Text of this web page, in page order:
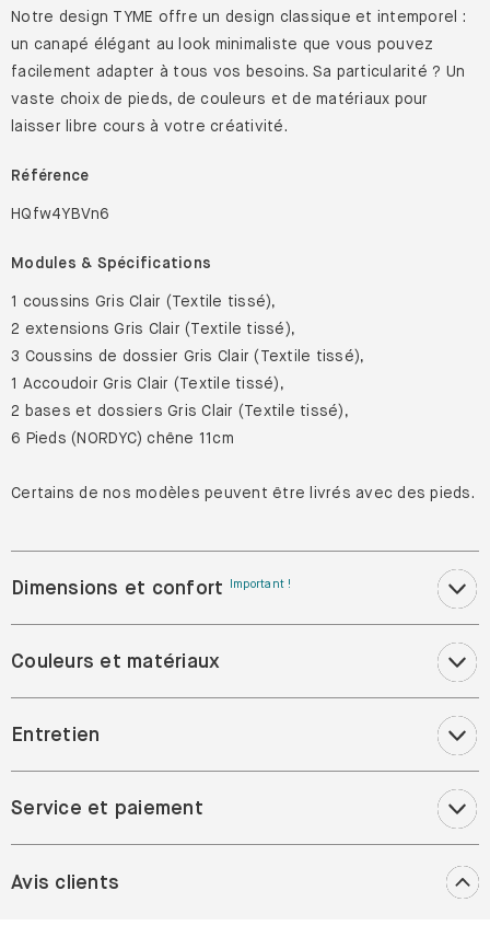
Notre design TYME offre un design classique et intemporel :
un canapé élégant au look minimaliste que vous pouvez
facilement adapter à tous vos besoins. Sa particularité ? Un
vaste choix de pieds, de couleurs et de matériaux pour
laisser libre cours à votre créativité.
Référence
HQfw4YBVn6
Modules & Spécifications
1 coussins Gris Clair (Textile tissé),
2 extensions Gris Clair (Textile tissé),
3 Coussins de dossier Gris Clair (Textile tissé),
1 Accoudoir Gris Clair (Textile tissé),
2 bases et dossiers Gris Clair (Textile tissé),
6 Pieds (NORDYC) chêne 11cm
Certains de nos modèles peuvent être livrés avec des pieds.
Dimensions et confort Important !
Couleurs et matériaux
Entretien
Service et paiement
Avis clients